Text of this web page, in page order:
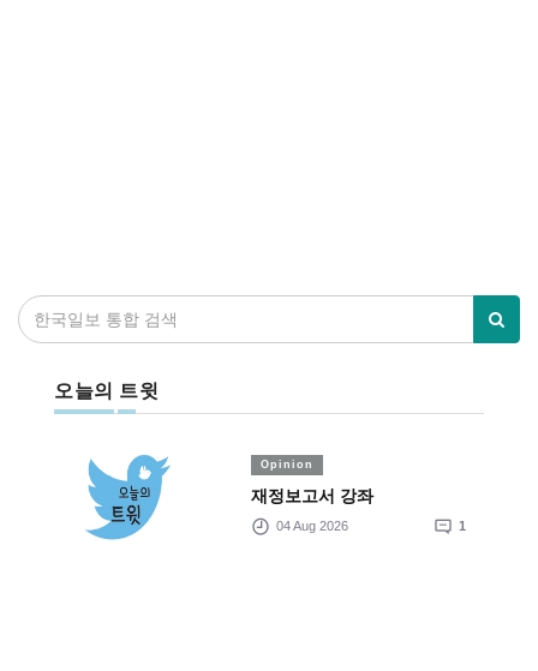
오늘의 트윗
Opinion
재정보고서 강좌
04 Aug 2026 1